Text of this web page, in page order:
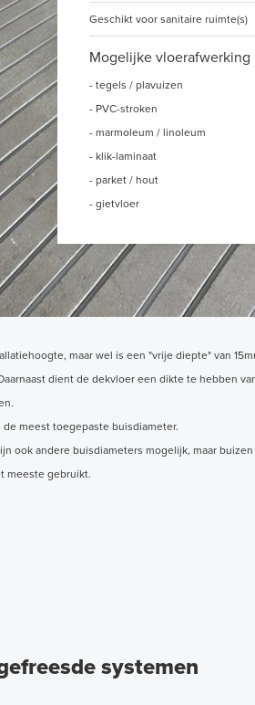
Geschikt voor sanitaire ruimte(s)
Mogelijke vloerafwerking
- tegels / plavuizen
- PVC-stroken
- marmoleum / linoleum
- klik-laminaat
- parket / hout
- gietvloer
maar wel is een "vrije diepte" van
dient de dekvloer een dikte te hebben
de meest toegepaste buisdiameter.
ook andere buisdiameters mogelijk, maar buizen
meeste gebruikt.
systemen